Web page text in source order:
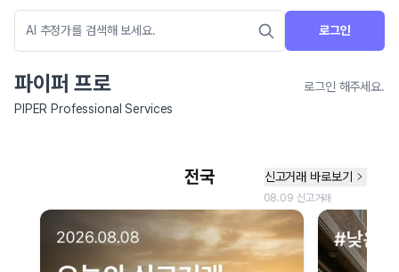
로그인
파이퍼 프로
로그인 해주세요.
PIPER Professional Services